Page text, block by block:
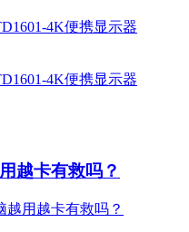
越卡有救吗？